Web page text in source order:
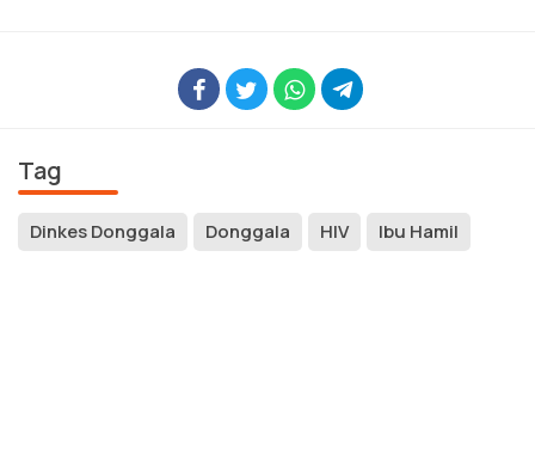
Tag
Dinkes Donggala Donggala HIV Ibu Hamil